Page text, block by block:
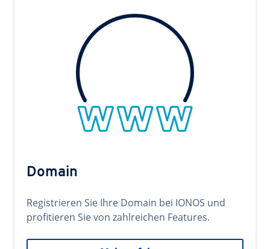
Domain
Registrieren Sie Ihre Domain bei IONOS und
profitieren Sie von zahlreichen Features.